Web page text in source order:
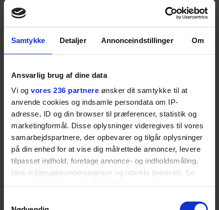
Samtykke Detaljer Annonceindstillinger Om
Ansvarlig brug af dine data
Vi og vores 236 partnere ønsker dit samtykke til at
anvende cookies og indsamle persondata om IP-
adresse, ID og din browser til præferencer, statistik og
marketingformål. Disse oplysninger videregives til vores
samarbejdspartnere, der opbevarer og tilgår oplysninger
på din enhed for at vise dig målrettede annoncer, levere
tilpasset indhold, foretage annonce- og indholdsmåling,
lave målgruppeundersøgelser og udvikle tjenester. Se
tilbage eller ændre indstillinger fra vores
endnu engang tage mine høretelefoner i og lukke
døren, så ingen vil opdage, hvad det er, jeg har gang i.
Og jeg vil kunne lide det.
Stand-up